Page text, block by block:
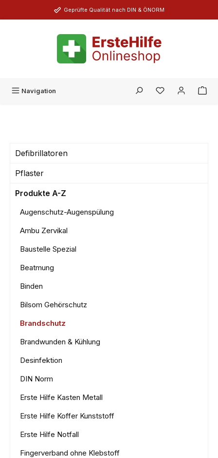
Zum Hauptinhalt springenGeprüfte Qualität nach DIN & ÖNORM
Navigation Du hast 0
Defibrillatoren
Pflaster
Produkte A-Z
Augenschutz-Augenspülung
Ambu Zervikal
Baustelle Spezial
Beatmung
Binden
Bilsom Gehörschutz
Brandschutz
Brandwunden & Kühlung
Desinfektion
DIN Norm
Erste Hilfe Kasten Metall
Erste Hilfe Koffer Kunststoff
Erste Hilfe Notfall
Fingerverband ohne Klebstoff